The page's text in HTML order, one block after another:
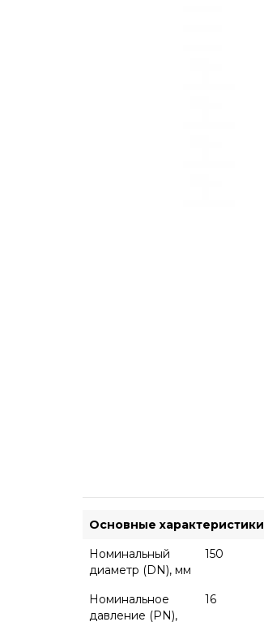
Основные характеристики
Номинальный
диаметр (DN), мм
150
Номинальное
давление (PN),
16